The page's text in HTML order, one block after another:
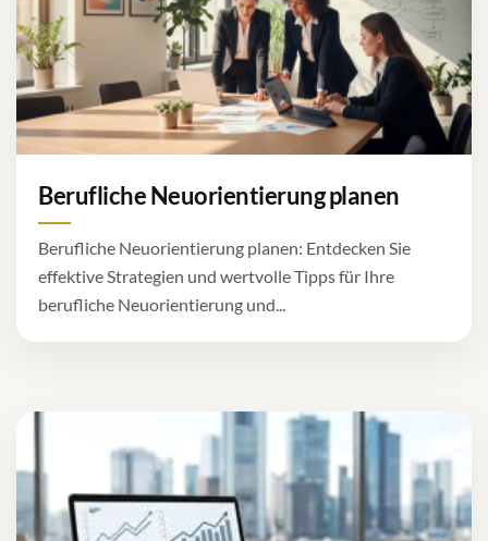
Berufliche Neuorientierung planen
Berufliche Neuorientierung planen: Entdecken Sie
effektive Strategien und wertvolle Tipps für Ihre
berufliche Neuorientierung und...